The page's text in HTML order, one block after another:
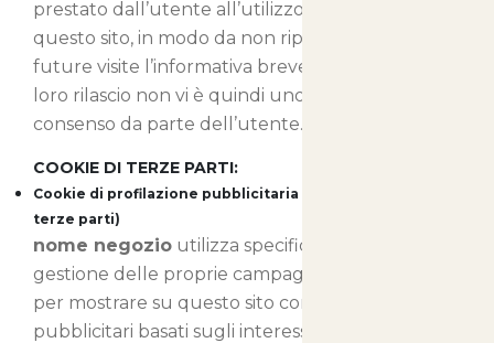
prestato dall’utente all’utilizzo dei cookie su
questo sito, in modo da non riproporre nelle
future visite l’informativa breve sui cookie. Peri il
loro rilascio non vi è quindi uno specifico
consenso da parte dell’utente.
COOKIE DI TERZE PARTI:
Cookie di profilazione pubblicitaria e di retargeting (di
terze parti)
nome negozio utilizza specifici cookie per la
gestione delle proprie campagne pubblicitarie e
per mostrare su questo sito contenuti
pubblicitari basati sugli interessi manifestati dagli